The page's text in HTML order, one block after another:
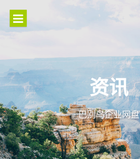
content
资讯
巴别鸟企业网盘